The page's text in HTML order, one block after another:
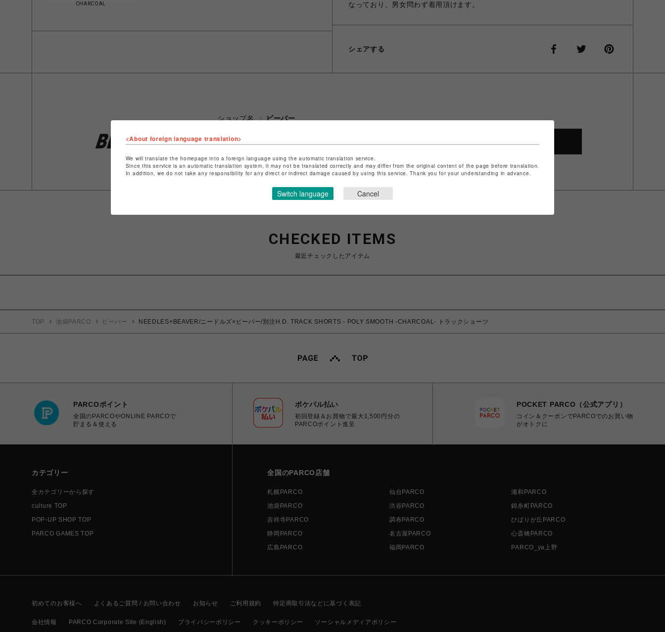
CHARCOAL
なっており、男女問わず着用頂けます。
シェアする
ショップ名
ビーバー
ショップお問い合わせはこちら
CHECKED ITEMS
最近チェックしたアイテム
TOP 池袋PARCO ビーバー NEEDLES×BEAVER/ニードルズ×ビーバー/別注H.D. TRACK SHORTS - POLY SMOOTH -CHARCOAL- トラックショーツ
PARCOポイント
全国のPARCOやONLINE PARCOで
貯まる＆使える
ポケパル払い
初回登録＆お買物で最大1,500円分の
PARCOポイント進呈
POCKET PARCO（公式アプリ）
コイン＆クーポンでPARCOでのお買い物
がオトクに
カテゴリー
全カテゴリーから探す
culture TOP
POP-UP SHOP TOP
PARCO GAMES TOP
全国のPARCO店舗
札幌PARCO 仙台PARCO
浦和PARCO
池袋PARCO
渋谷PARCO
錦糸町PARCO
吉祥寺PARCO
調布PARCO
ひばりが丘PARCO
静岡PARCO
名古屋PARCO
心斎橋PARCO
広島PARCO
福岡PARCO PARCO_ya上野
初めてのお客様へ よくあるご質問 / お問い合わせ お知らせ ご利用規約 特定商取引法などに基づく表記
会社情報 PARCO Corporate Site (English) プライバシーポリシー クッキーポリシー ソーシャルメディアポリシー
<About foreign language translation>
We will translate the homepage into a foreign language using the automatic translation service.
Since this service is an automatic translation system, it may not be translated correctly and may differ from the original content of the page before translation.
In addition, we do not take any responsibility for any direct or indirect damage caused by using this service. Thank you for your understanding in advance.
Switch language Cancel